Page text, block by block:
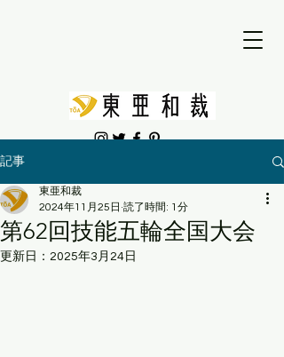
記事
第62回技能五輪全国大会
東亜和裁
2024年11月25日 読了時間: 1分
更新日： 2025年3月24日